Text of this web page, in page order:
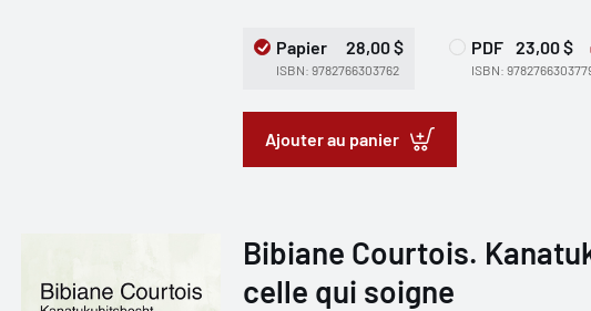
Papier 28,00 $
ISBN: 9782766303762
PDF 23,00 $
ISBN:
Ajouter au panier
Bibiane Courtois.
celle qui soigne